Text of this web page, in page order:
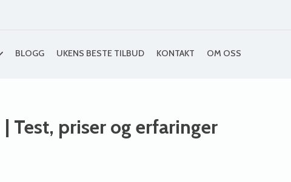
BLOGG UKENS BESTE TILBUD KONTAKT OM OSS
| Test, priser og erfaringer